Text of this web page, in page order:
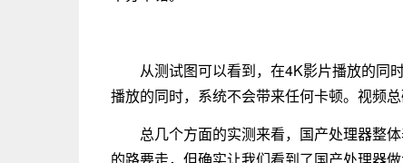
从测试图可以看到，在4K影片播放的同
播放的同时，系统不会带来任何卡顿。视频
总几个方面的实测来看，国产处理器整
的路要走，但确实让我们看到了国产处理器